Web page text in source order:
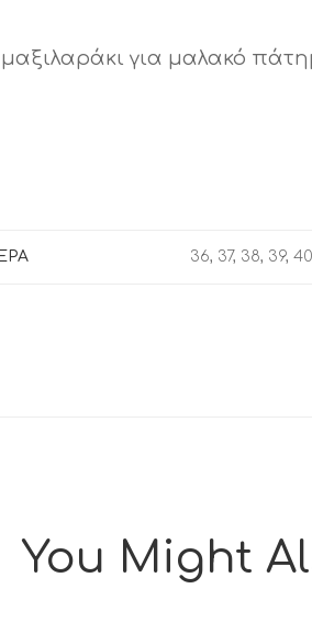
για μαλακό
36, 37, 38, 39,
You Might